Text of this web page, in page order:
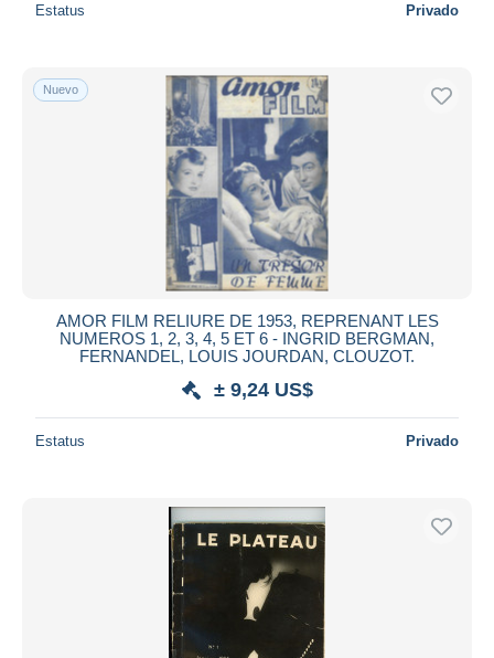
Estatus Privado
Nuevo
AMOR FILM RELIURE DE 1953, REPRENANT LES
NUMEROS 1, 2, 3, 4, 5 ET 6 - INGRID BERGMAN,
FERNANDEL, LOUIS JOURDAN, CLOUZOT.
± 9,24 US$
Estatus Privado